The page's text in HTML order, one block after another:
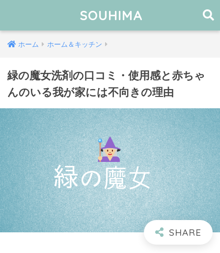
SOUHIMA
ホーム ホーム＆キッチン
緑の魔女洗剤の口コミ・使用感と赤ちゃ
んのいる我が家には不向きの理由